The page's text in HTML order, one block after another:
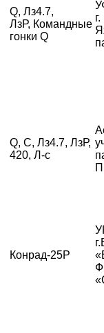
Q, Лз4.7,
ЛзР, Командные
гонки Q
Q, С, Лз4.7, ЛзР,
420, Л-с
Конрад-25Р